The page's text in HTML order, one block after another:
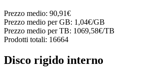
Prezzo medio: 90,91€
Prezzo medio per GB: 1,04€/GB
Prezzo medio per TB: 1069,58€/TB
Prodotti totali: 16664
Disco rigido interno